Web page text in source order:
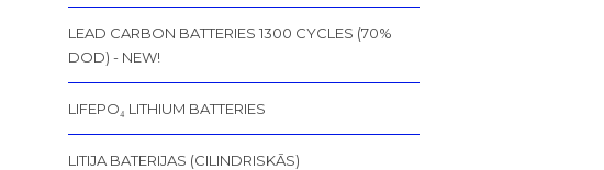
LEAD CARBON BATTERIES 1300 CYCLES (70%
DOD) - NEW!
LIFEPO₄ LITHIUM BATTERIES
LITIJA BATERIJAS (CILINDRISKĀS)